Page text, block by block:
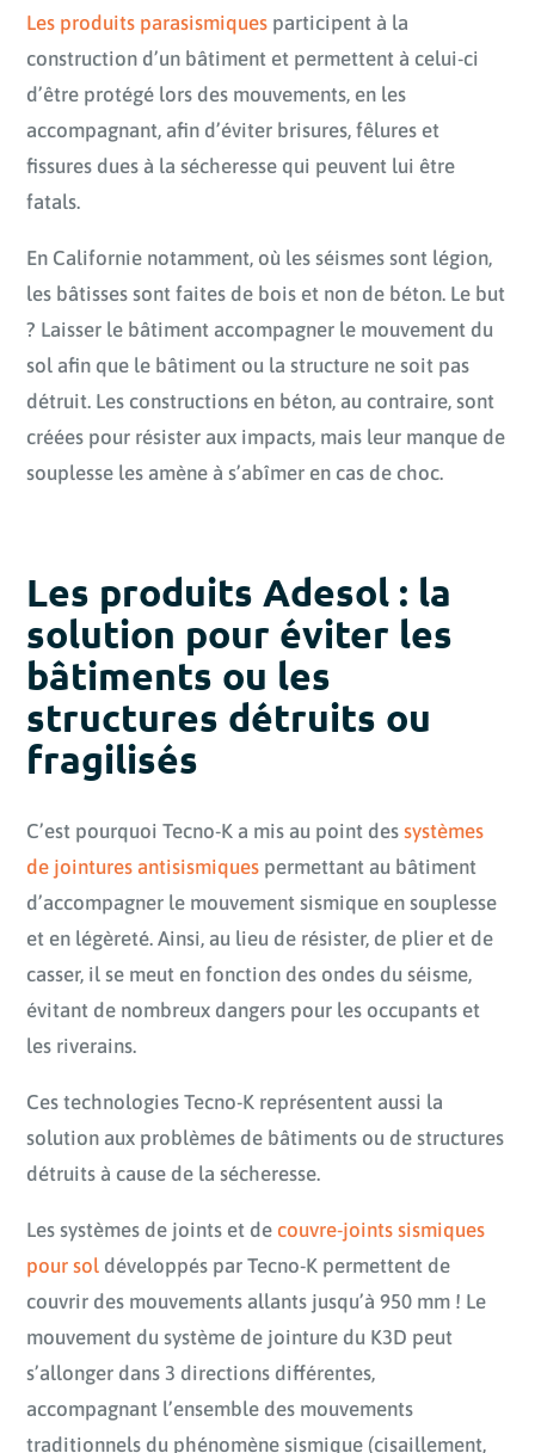
Les produits parasismiques participent à la
construction d’un bâtiment et permettent à celui-ci
d’être protégé lors des mouvements, en les
accompagnant, afin d’éviter brisures, fêlures et
fissures dues à la sécheresse qui peuvent lui être
fatals.
En Californie notamment, où les séismes sont légion,
les bâtisses sont faites de bois et non de béton. Le but
? Laisser le bâtiment accompagner le mouvement du
sol afin que le bâtiment ou la structure ne soit pas
détruit. Les constructions en béton, au contraire, sont
créées pour résister aux impacts, mais leur manque de
souplesse les amène à s’abîmer en cas de choc.
Les produits Adesol : la
solution pour éviter les
bâtiments ou les
structures détruits ou
fragilisés
C’est pourquoi Tecno-K a mis au point dessystèmes
de jointures antisismiques permettant au bâtiment
d’accompagner le mouvement sismique en souplesse
et en légèreté. Ainsi, au lieu de résister, de plier et de
casser, il se meut en fonction des ondes du séisme,
évitant de nombreux dangers pour les occupants et
les riverains.
Ces technologies Tecno-K représentent aussi la
solution aux problèmes de bâtiments ou de structures
détruits à cause de la sécheresse.
Les systèmes de joints et decouvre-joints sismiques
pour sol développés par Tecno-K permettent de
couvrir des mouvements allants jusqu’à 950 mm ! Le
mouvement du système de jointure du K3D peut
s’allonger dans 3 directions différentes,
accompagnant l’ensemble des mouvements
traditionnels du phénomène sismique (cisaillement,